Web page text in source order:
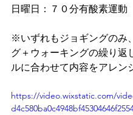
日曜日：７０分有酸素運動
※いずれもジョギングのみ
グ＋ウォーキングの繰り返
ルに合わせて内容をアレン
https://video.wixstatic.com/